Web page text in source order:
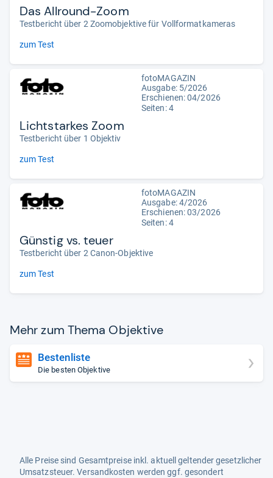
Das Allround-Zoom
Testbericht über 2 Zoomobjektive für Vollformatkameras
zum Test
fotoMAGAZIN
Ausgabe: 5/2026
Erschienen:04/2026
Seiten: 4
Lichtstarkes Zoom
Testbericht über 1 Objektiv
zum Test
fotoMAGAZIN
Ausgabe: 4/2026
Erschienen:03/2026
Seiten: 4
Günstig vs. teuer
Testbericht über 2 Canon-Objektive
zum Test
Mehr zum Thema Objek­tive
Bestenliste
Die besten Objektive
Alle Preise sind Gesamtpreise inkl. aktuell geltender gesetzlicher
Umsatzsteuer. Versandkosten werden ggf. gesondert